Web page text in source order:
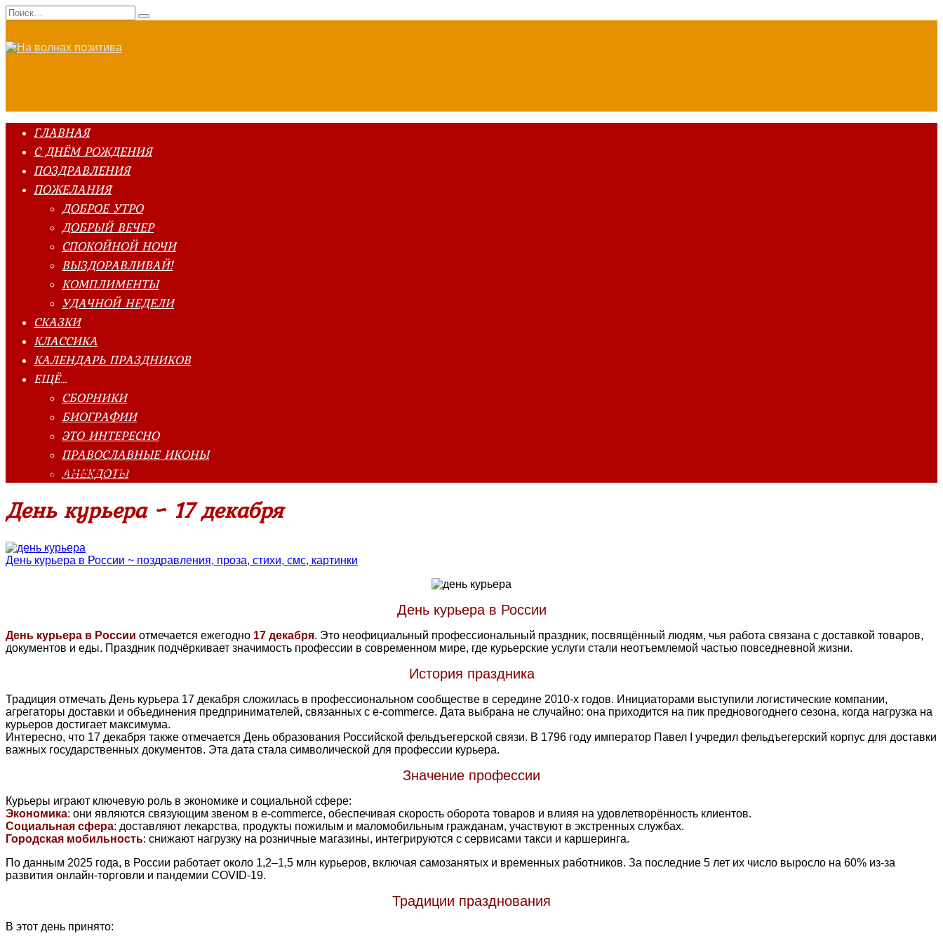
Перейти
к
Search
for:
ГЛАВНАЯ
С ДНЁМ РОЖДЕНИЯ
ПОЗДРАВЛЕНИЯ
ПОЖЕЛАНИЯ
ДОБРОЕ УТРО
ДОБРЫЙ ВЕЧЕР
СПОКОЙНОЙ НОЧИ
ВЫЗДОРАВЛИВАЙ!
КОМПЛИМЕНТЫ
УДАЧНОЙ НЕДЕЛИ
СКАЗКИ
КЛАССИКА
КАЛЕНДАРЬ ПРАЗДНИКОВ
ЕЩЁ…
СБОРНИКИ
БИОГРАФИИ
ЭТО ИНТЕРЕСНО
ПРАВОСЛАВНЫЕ ИКОНЫ
АНЕКДОТЫ
Главная страница»Поздравления
День курьера ~ 17 декабря
День курьера в России ~ поздравления, проза, стихи, смс, картинки
День курьера в России
День курьера в России отмечается ежегодно 17 декабря. Это неофициальный профессиональный праздник, посвящённый людям, чья работа связана с доставкой товаров,
документов и еды. Праздник подчёркивает значимость профессии в современном мире, где курьерские услуги стали неотъемлемой частью повседневной жизни.
История праздника
Традиция отмечать День курьера 17 декабря сложилась в профессиональном сообществе в середине 2010-х годов. Инициаторами выступили логистические компании,
агрегаторы доставки и объединения предпринимателей, связанных с e-commerce. Дата выбрана не случайно: она приходится на пик предновогоднего сезона, когда нагрузка на
курьеров достигает максимума.
Интересно, что 17 декабря также отмечается День образования Российской фельдъегерской связи. В 1796 году император Павел I учредил фельдъегерский корпус для доставки
важных государственных документов. Эта дата стала символической для профессии курьера.
Значение профессии
Курьеры играют ключевую роль в экономике и социальной сфере:
Экономика: они являются связующим звеном в e-commerce, обеспечивая скорость оборота товаров и влияя на удовлетворённость клиентов.
Социальная сфера: доставляют лекарства, продукты пожилым и маломобильным гражданам, участвуют в экстренных службах.
Городская мобильность: снижают нагрузку на розничные магазины, интегрируются с сервисами такси и каршеринга.
По данным 2025 года, в России работает около 1,2–1,5 млн курьеров, включая самозанятых и временных работников. За последние 5 лет их число выросло на 60% из-за
развития онлайн-торговли и пандемии COVID-19.
Традиции празднования
В этот день принято: